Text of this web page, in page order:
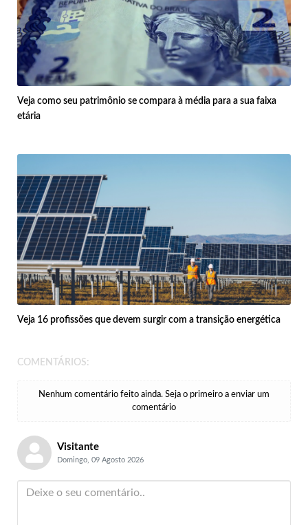
Veja como seu patrimônio se compara à média para a sua faixa
etária
Veja 16 profissões que devem surgir com a transição energética
COMENTÁRIOS:
Nenhum comentário feito ainda. Seja o primeiro a enviar um
comentário
Visitante
Domingo, 09 Agosto 2026